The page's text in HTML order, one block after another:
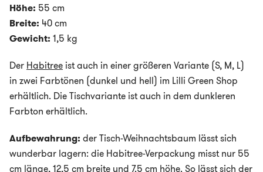
Höhe: 55 cm
Breite: 40 cm
Gewicht: 1,5 kg
Der Habitree ist auch in einer größeren Variante (S, M, L)
in zwei Farbtönen (dunkel und hell) im Lilli Green Shop
erhältlich. Die Tischvariante ist auch in dem dunkleren
Farbton erhältlich.
Aufbewahrung: der Tisch-Weihnachtsbaum lässt sich
wunderbar lagern: die Habitree-Verpackung misst nur 55
cm länge, 12,5 cm breite und 7.5 cm höhe. So lässt sich der